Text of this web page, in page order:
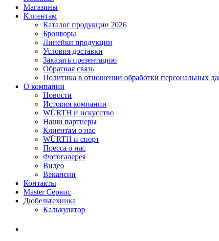
Магазины
Клиентам
Каталог продукции 2026
Брошюры
Линейки продукции
Условия доставки
Заказать презентацию
Обратная связь
Политика в отношении обработки персональных
О компании
Новости
История компании
WÜRTH и искусство
Наши партнеры
Клиентам о нас
WÜRTH и спорт
Пресса о нас
Фотогалерея
Видео
Вакансии
Контакты
Master Сервис
Дюбельтехника
Калькулятор